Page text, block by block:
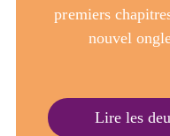
premiers
nouvel
Lire les